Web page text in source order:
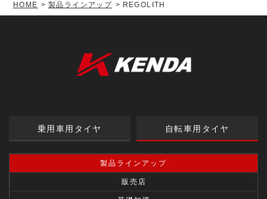
HOME 製品ラインアップ REGOLITH
乗用車用タイヤ 自転車用タイヤ
製品ラインアップ
販売店